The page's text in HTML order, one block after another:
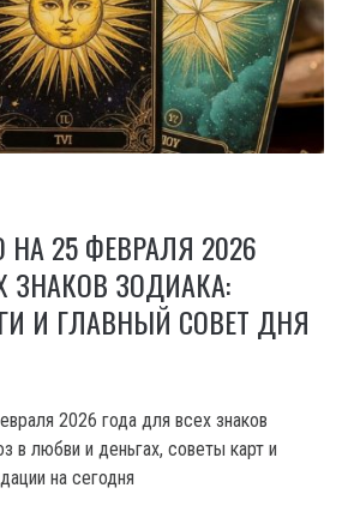
НА 25 ФЕВРАЛЯ 2026
ЗНАКОВ ЗОДИАКА:
И ГЛАВНЫЙ СОВЕТ ДНЯ
2026 года для всех знаков
в любви и деньгах, советы карт и
на сегодня